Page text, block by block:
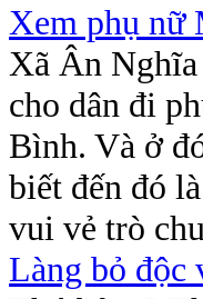
Xem phụ nữ
Xã Ân
cho dân đi
Bình. Và ở
biết đến đó
vui vẻ trò
Làng bỏ độc